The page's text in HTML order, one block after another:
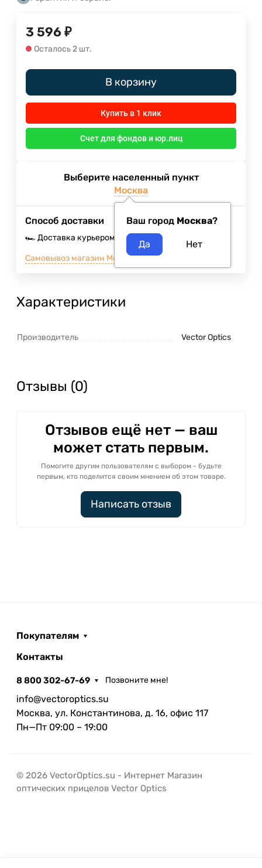
3 596 ₽
Осталось 2 шт.
В корзину
Купить в 1 клик
Счет для фондов и юр.лиц
Выберите населенный пункт
Москва
Ваш город Москва?
Способ доставки
🏎️ Доставка курьером Завтра 400
Самовывоз магазин Москва м.ВДНХ
Характеристики
Производитель Vector Optics
Отзывы (0)
Отзывов ещё нет — ваш
может стать первым.
Помогите другим пользователям с выбором - будьте
первым, кто поделится своим мнением об этом товаре.
Написать отзыв
Покупателям
Контакты
8 800 302-67-69 Позвоните мне!
info@vectoroptics.su
Москва, ул. Константинова, д. 16, офис 117
Пн—Пт 09:00 – 19:00
© 2026 VectorOptics.su - Интернет Магазин
оптических прицелов Vector Optics